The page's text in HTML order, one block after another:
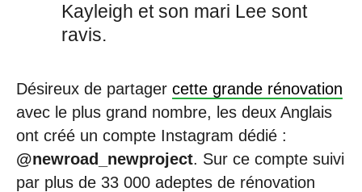
Kayleigh et son mari Lee sont
ravis.
Désireux de partager cette grande rénovation
avec le plus grand nombre, les deux Anglais
ont créé un compte Instagram dédié :
@newroad_newproject. Sur ce compte suivi
par plus de 33 000 adeptes de rénovation